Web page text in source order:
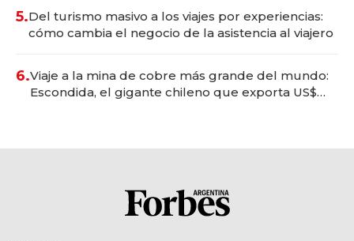
5.Del turismo masivo a los viajes por experiencias:
cómo cambia el negocio de la asistencia al viajero
6.Viaje a la mina de cobre más grande del mundo:
Escondida, el gigante chileno que exporta US$